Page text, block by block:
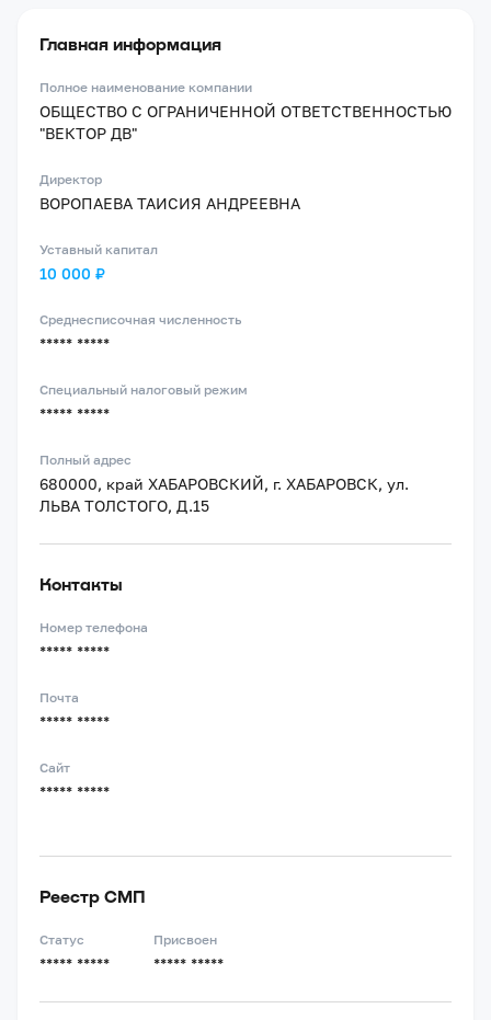
Главная информация
Полное наименование компании
ОБЩЕСТВО С ОГРАНИЧЕННОЙ ОТВЕТСТВЕННОСТЬЮ
"ВЕКТОР ДВ"
Директор
ВОРОПАЕВА ТАИСИЯ АНДРЕЕВНА
Уставный капитал
10 000 ₽
Среднесписочная численность
***** *****
Специальный налоговый режим
***** *****
Полный адрес
680000, край ХАБАРОВСКИЙ, г. ХАБАРОВСК, ул.
ЛЬВА ТОЛСТОГО, Д.15
Контакты
Номер телефона
***** *****
Почта
***** *****
Сайт
***** *****
Реестр СМП
Статус
***** *****
Присвоен
***** *****